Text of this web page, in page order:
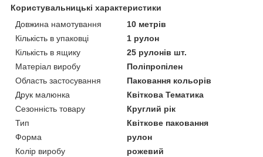
Користувальницькі характеристики
Довжина намотування
10 метрів
Кількість в упаковці
1 рулон
Кількість в ящику
25 рулонів шт.
Матеріал виробу
Поліпропілен
Область застосування
Паковання кольорів
Друк малюнка
Квіткова Тематика
Сезонність товару
Круглий рік
Тип
Квіткове паковання
Форма
рулон
Колір виробу
рожевий